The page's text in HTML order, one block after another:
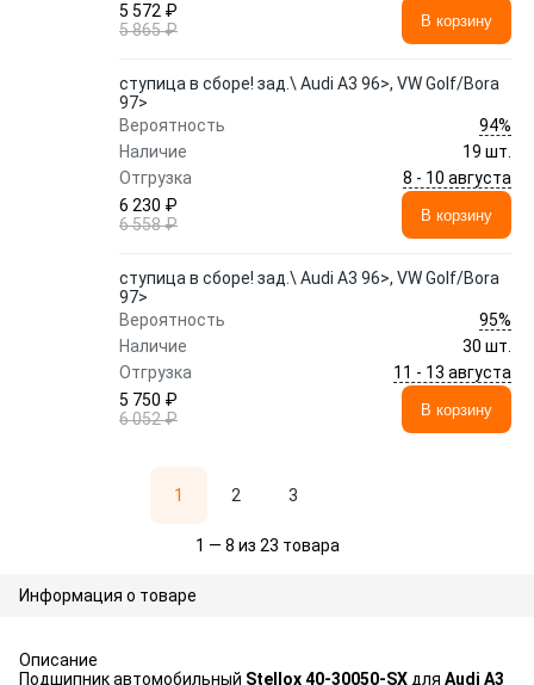
5 572 ₽
5 865 ₽
В корзину
ступица в сборе! зад.\ Audi A3 96>, VW Golf/Bora
97>
Вероятность
94%
Наличие
19 шт.
Отгрузка
8 - 10 августа
6 230 ₽
6 558 ₽
В корзину
ступица в сборе! зад.\ Audi A3 96>, VW Golf/Bora
97>
Вероятность
95%
Наличие
30 шт.
Отгрузка
11 - 13 августа
5 750 ₽
6 052 ₽
В корзину
1 2 3
1 — 8 из 23 товара
Информация о товаре
Описание
Подшипник автомобильный Stellox 40-30050-SX для Audi A3